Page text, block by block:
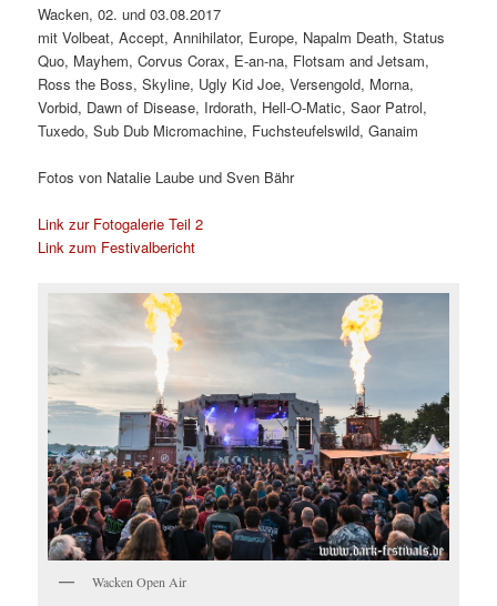
Wacken, 02. und 03.08.2017
mit Volbeat, Accept, Annihilator, Europe, Napalm Death, Status
Quo, Mayhem, Corvus Corax, E-an-na, Flotsam and Jetsam,
Ross the Boss, Skyline, Ugly Kid Joe, Versengold, Morna,
Vorbid, Dawn of Disease, Irdorath, Hell-O-Matic, Saor Patrol,
Tuxedo, Sub Dub Micromachine, Fuchsteufelswild, Ganaim
Fotos von Natalie Laube und Sven Bähr
Link zur Fotogalerie Teil 2
Link zum Festivalbericht
Wacken Open Air